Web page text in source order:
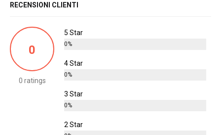
RECENSIONI CLIENTI
0
0 ratings
5 Star
0%
4 Star
0%
3 Star
0%
2 Star